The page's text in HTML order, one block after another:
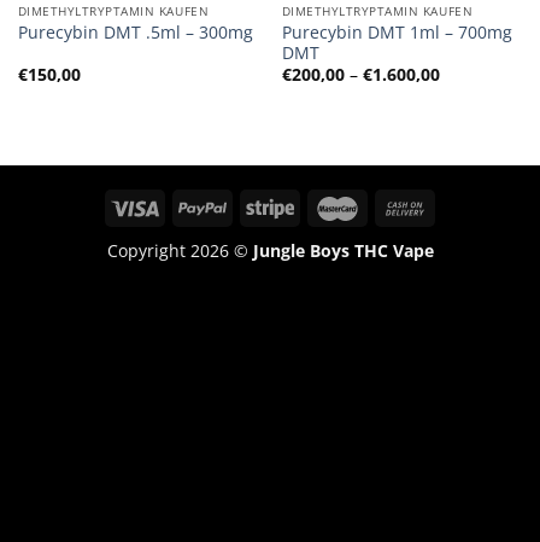
DIMETHYLTRYPTAMIN KAUFEN
Purecybin DMT .5ml – 300mg
€150,00
DIMETHYLTRYPTAMIN KAUFEN
Purecybin DMT 1ml – 700mg
DMT
€200,00 – €1.600,00
€200,00
Copyright 2026 © Jungle Boys THC Vape